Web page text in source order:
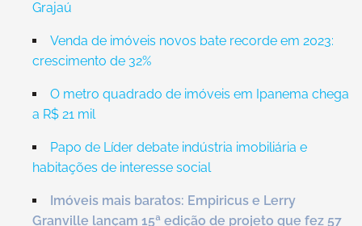
Grajaú
Venda de imóveis novos bate recorde em 2023:
crescimento de 32%
O metro quadrado de imóveis em Ipanema chega
a R$ 21 mil
Papo de Líder debate indústria imobiliária e
habitações de interesse social
Imóveis mais baratos: Empiricus e Lerry
Granville lançam 15ª edição de projeto que fez 57